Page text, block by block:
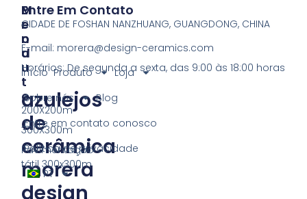
azulejos
de
cerâmica
morera
design
P
R
O
D
U
T
O
200X200m
300X300m
Pavimentação
tátil 300x300m
M
E
N
U
Início Produto
Loja
Sobre nós
Blog
Entre em contato conosco
Política de privacidade
PT
Entre Em Contato
CIDADE DE FOSHAN NANZHUANG, GUANGDONG, CHINA
E-mail: morera@design-ceramics.com
Horários: De segunda a sexta, das 9:00 às 18:00 horas